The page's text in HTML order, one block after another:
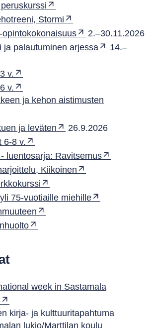
Stormi
2.–30.11.2026
ja palautuminen arjessa
14.–
v.
v.
ja kehon aistimusten
ja leväten
26.9.2026
6-8 v.
luentosarja: Ravitsemus
Kiikoinen
75-vuotiaille miehille
week in Sastamala
kirja- ja kulttuuritapahtuma
lukio/Marttilan koulu